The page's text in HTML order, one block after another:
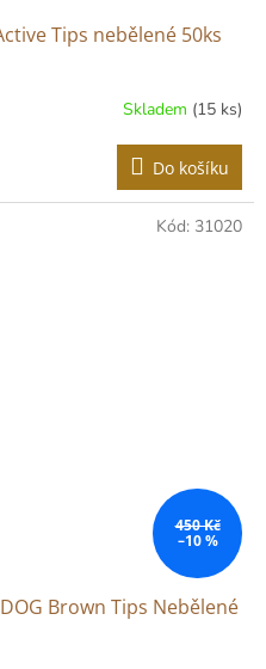
Tips nebělené 50ks
Skladem (15 ks)
Do košíku
450 Kč
–10 %
Brown Tips Nebělené
Kód: 31020